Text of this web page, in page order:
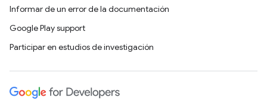
Informar de un error de la documentación
Google Play support
Participar en estudios de investigación